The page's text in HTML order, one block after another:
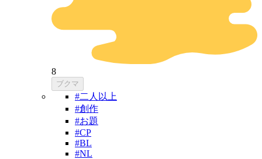
8
ブクマ
#二人以上
#創作
#お題
#CP
#BL
#NL